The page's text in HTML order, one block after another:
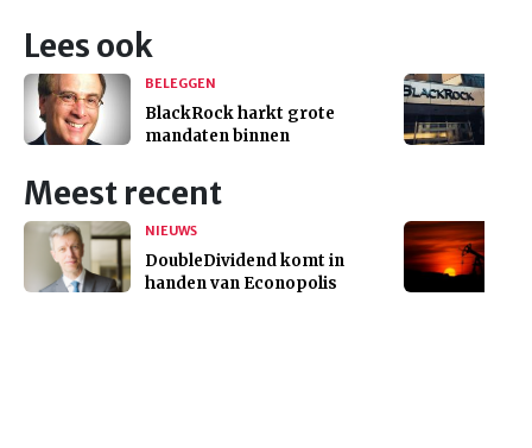
Lees ook
BELEGGEN
BlackRock harkt grote
mandaten binnen
Meest recent
NIEUWS
DoubleDividend komt in
handen van Econopolis